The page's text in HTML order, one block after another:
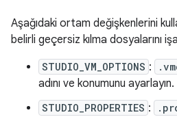
Aşağıdaki ortam değişkenlerini
belirli geçersiz kılma dosyalarını
STUDIO_VM_OPTIONS :
adını ve konumunu ayarlayın.
STUDIO_PROPERTIES :